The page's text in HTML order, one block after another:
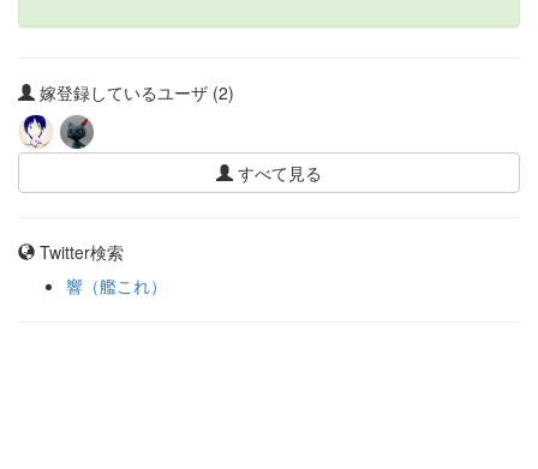
嫁登録しているユーザ (2)
すべて見る
Twitter検索
響（艦これ）